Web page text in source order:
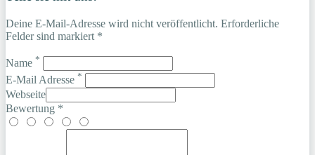
Deine E-Mail-Adresse wird nicht veröffentlicht. Erforderliche
Felder sind markiert *
Name *
E-Mail Adresse *
Webseite
Bewertung *